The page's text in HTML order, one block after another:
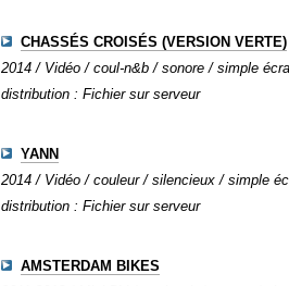
CHASSÉS CROISÉS (VERSION VERTE)
2014 / Vidéo / coul-n&b / sonore / simple
distribution : Fichier sur serveur
YANN
2014 / Vidéo / couleur / silencieux / simple
distribution : Fichier sur serveur
AMSTERDAM BIKES